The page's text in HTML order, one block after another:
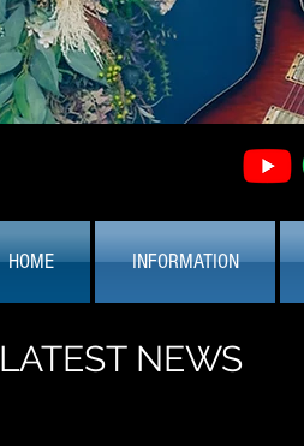
LATEST NEWS
HOME INFORMATION